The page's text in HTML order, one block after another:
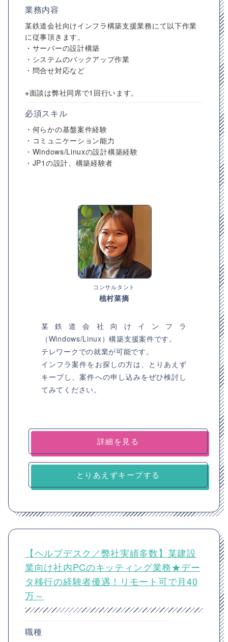
業務内容
某鉄道会社向けインフラ構築支援業務にて以下作業
に従事頂きます。
・サーバーの設計構築
・システムのバックアップ作業
・問合せ対応など
※面談は弊社同席で1回行います。
必須スキル
・何らかの基盤案件経験
・コミュニケーション能力
・Windows/Linuxの設計構築経験
・JP1の設計、構築経験者
コンサルタント
植村菜摘
某鉄道会社向けインフラ
（Windows/Linux）構築支援案件です。
テレワークでの就業が可能です。
インフラ案件をお探しの方は、とりあえず
キープし、案件への申し込みをぜひ検討し
てみてください。
詳細を見る
とりあえずキープする
【ヘルプデスク／弊社実績多数】某建設
業向け社内PCのキッティング業務★デー
タ移行の経験者優遇！リモート可で月40
万～
職種